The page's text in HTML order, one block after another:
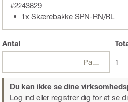
#2243829
1x Skærebakke SPN-RN/RL
Antal
1
Du kan ikke se dine
Log ind eller registrer dig for at se